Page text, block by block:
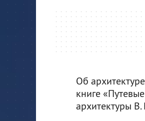
Об
книге
архитектуры В.